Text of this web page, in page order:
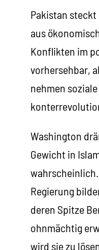
Pakistan
aus
Konflikten im
vorhersehbar,
nehmen
Washington
Gewicht in
Regierung
deren Spitze
ohnmächtig
wird sie zu